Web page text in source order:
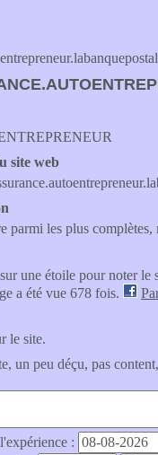
site web
parmi les plus complètes,
une étoile pour noter le
a été vue 678 fois.
le site.
un peu déçu, pas
: